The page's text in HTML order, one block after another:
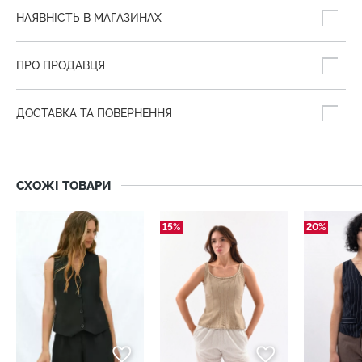
НАЯВНІСТЬ В МАГАЗИНАХ
ПРО ПРОДАВЦЯ
ДОСТАВКА ТА ПОВЕРНЕННЯ
СХОЖІ ТОВАРИ
15% 20%